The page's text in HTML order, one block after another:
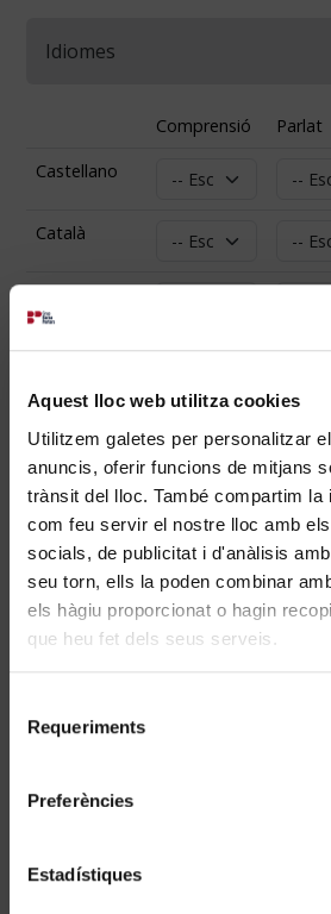
Aquest lloc web utilitza cookies
Utilitzem galetes per personalitzar
anuncis, oferir funcions de mitjans
trànsit del lloc. També compartim la
com feu servir el nostre lloc amb
socials, de publicitat i d'anàlisis
seu torn, ells la poden combinar
els hàgiu proporcionat o hagin
que heu fet dels seus serveis.
Requeriments
Preferències
Estadístiques
Idiomes
Comprensió Parlat
Castellano
Català
Français
Ofimàtica
Nul Bàsic
Word
Excel
Ocupació actual o última ocupació